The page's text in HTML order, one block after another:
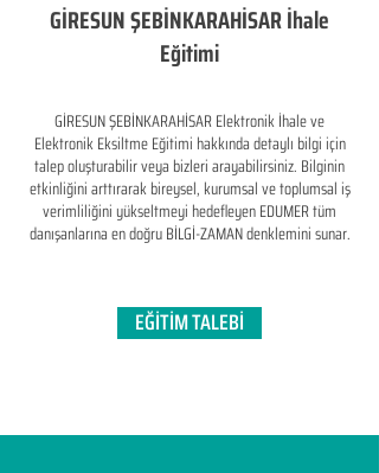
GİRESUN ŞEBİNKARAHİSAR İhale
Eğitimi
GİRESUN ŞEBİNKARAHİSAR Elektronik İhale ve
Elektronik Eksiltme Eğitimi hakkında detaylı bilgi için
talep oluşturabilir veya bizleri arayabilirsiniz. Bilginin
etkinliğini arttırarak bireysel, kurumsal ve toplumsal iş
verimliliğini yükseltmeyi hedefleyen​ EDUMER tüm
danışanlarına en doğru BİLGİ-ZAMAN denklemini sunar.
EĞİTİM TALEBİ